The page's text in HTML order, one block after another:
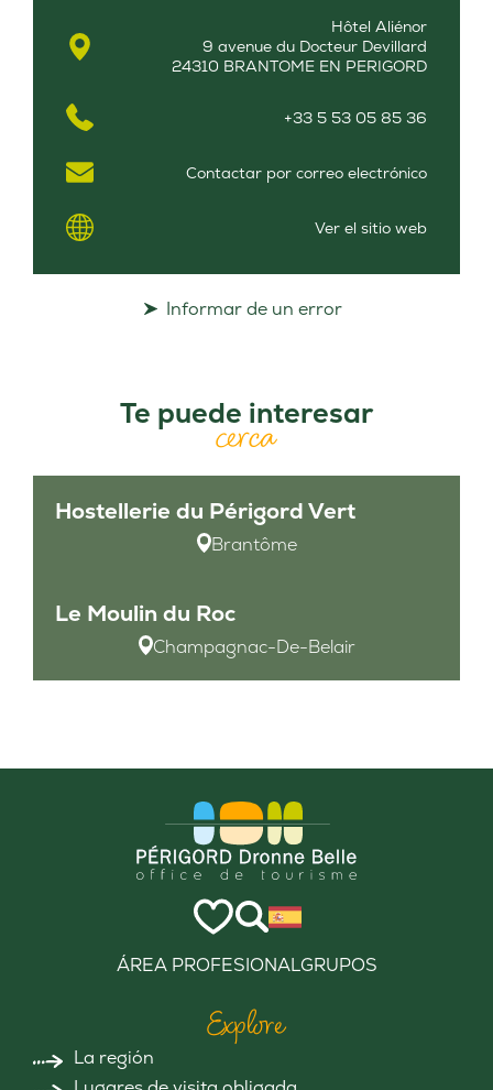
Hôtel Aliénor
9 avenue du Docteur Devillard
24310 BRANTOME EN PERIGORD
+33 5 53 05 85 36
Contactar por correo electrónico
Ver el sitio web
Informar de un error
Te puede interesar
cerca
Hostellerie du Périgord Vert
Brantôme
Le Moulin du Roc
Champagnac-De-Belair
ÁREA PROFESIONALGRUPOS
Explore
La región